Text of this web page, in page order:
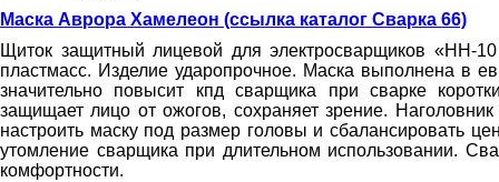
Маска Аврора Хамелеон (ссылка каталог Сварка 66)
Щиток защитный лицевой для электросварщиков «НН-
пластмасс. Изделие ударопрочное. Маска выполнена в
значительно повысит кпд сварщика при сварке
защищает лицо от ожогов, сохраняет зрение.
настроить маску под размер головы и сбалансировать
утомление сварщика при длительном использовании.
комфортности.